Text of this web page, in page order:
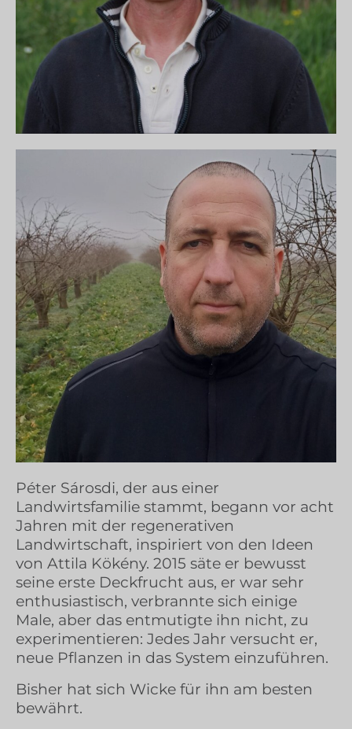
Péter Sárosdi, der aus einer
Landwirtsfamilie stammt, begann vor acht
Jahren mit der regenerativen
Landwirtschaft, inspiriert von den Ideen
von Attila Kökény. 2015 säte er bewusst
seine erste Deckfrucht aus, er war sehr
enthusiastisch, verbrannte sich einige
Male, aber das entmutigte ihn nicht, zu
experimentieren: Jedes Jahr versucht er,
neue Pflanzen in das System einzuführen.
Bisher hat sich Wicke für ihn am besten
bewährt.